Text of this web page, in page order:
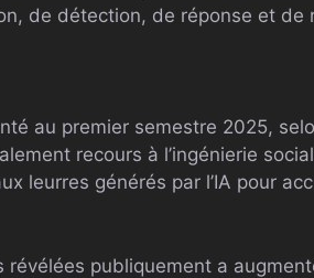
de détection, de réponse et de
au premier semestre 2025,
recours à l’ingénierie
leurres générés par l’IA pour
publiquement a